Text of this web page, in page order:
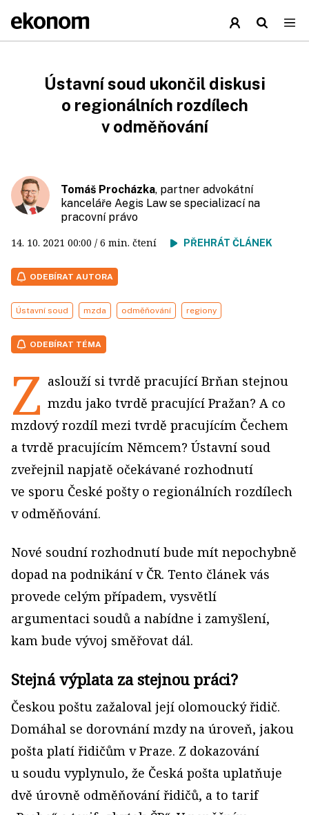
Ústavní soud ukončil diskusi
o regionálních rozdílech
v odměňování
Tomáš Procházka, partner advokátní
kanceláře Aegis Law se specializací na
pracovní právo
14. 10. 2021 00:00 / 6 min. čtení PŘEHRÁT ČLÁNEK
ODEBÍRAT AUTORA
Ústavní soud mzda odměňování regiony
ODEBÍRAT TÉMA
Z aslouží si tvrdě pracující Brňan stejnou
mzdu jako tvrdě pracující Pražan? A co
mzdový rozdíl mezi tvrdě pracujícím Čechem
a tvrdě pracujícím Němcem? Ústavní soud
zveřejnil napjatě očekávané rozhodnutí
ve sporu České pošty o regionálních rozdílech
v odměňování.
Nové soudní rozhodnutí bude mít nepochybně
dopad na podnikání v ČR. Tento článek vás
provede celým případem, vysvětlí
argumentaci soudů a nabídne i zamyšlení,
kam bude vývoj směřovat dál.
Stejná výplata za stejnou práci?
Českou poštu zažaloval její olomoucký řidič.
Domáhal se dorovnání mzdy na úroveň, jakou
pošta platí řidičům v Praze. Z dokazování
u soudu vyplynulo, že Česká pošta uplatňuje
dvě úrovně odměňování řidičů, a to tarif